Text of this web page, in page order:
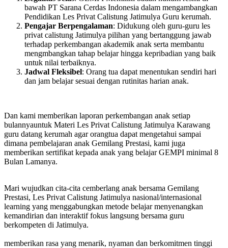
bawah PT Sarana Cerdas Indonesia dalam mengambangkan
Pendidikan Les Privat Calistung Jatimulya Guru kerumah.
Pengajar Berpengalaman: Didukung oleh guru-guru les
privat calistung Jatimulya pilihan yang bertanggung jawab
terhadap perkembangan akademik anak serta membantu
mengmbangkan tahap belajar hingga kepribadian yang baik
untuk nilai terbaiknya.
Jadwal Fleksibel: Orang tua dapat menentukan sendiri hari
dan jam belajar sesuai dengan rutinitas harian anak.
Dan kami memberikan laporan perkembangan anak setiap
bulannyauntuk Materi Les Privat Calistung Jatimulya Karawang
guru datang kerumah agar orangtua dapat mengetahui sampai
dimana pembelajaran anak Gemilang Prestasi, kami juga
memberikan sertifikat kepada anak yang belajar GEMPI minimal 8
Bulan Lamanya.
Mari wujudkan cita-cita cemberlang anak bersama Gemilang
Prestasi, Les Privat Calistung Jatimulya nasional/internasional
learning yang menggabungkan metode belajar menyenangkan
kemandirian dan interaktif fokus langsung bersama guru
berkompeten di Jatimulya.
memberikan rasa yang menarik, nyaman dan berkomitmen tinggi